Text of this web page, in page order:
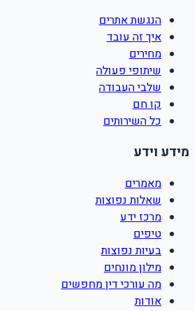
הנגשת אתרים
איך זה עובד
מחירים
שיתופי פעולה
שלבי העבודה
קו חם
כל השירותים
מידע וידע
מאמרים
שאלות נפוצות
מרכז ידע
טיפים
בעיות נפוצות
מילון מונחים
מה עורכי דין מחפשים
אודות